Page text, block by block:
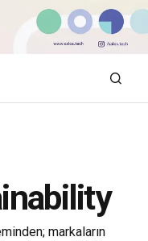
markaların